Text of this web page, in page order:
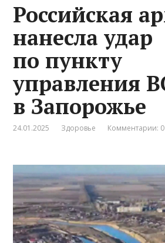
Российская
нанесла удар
по пункту
управления
в Запорожье
24.01.2025 Здоровье Комментарии: 0